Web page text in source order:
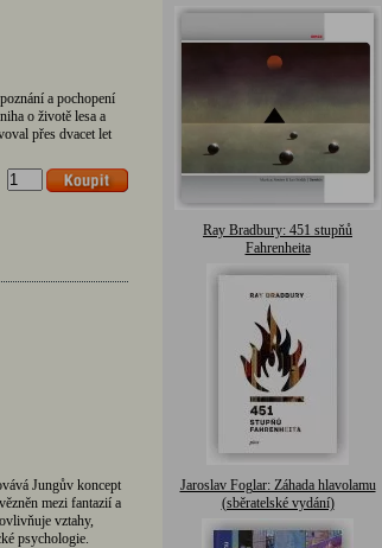
a pochopení
o životě lesa a
přes dvacet let
Jungův koncept
mezi fantazií a
vztahy,
psychologie.
Ray Bradbury: 451 stupňů
Fahrenheita
Jaroslav Foglar: Záhada hlavolamu
(sběratelské vydání)